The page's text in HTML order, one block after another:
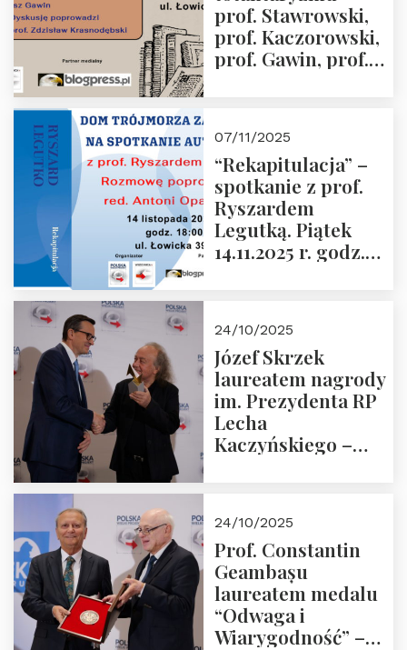
godz. 18:00.
prof. Stawrowski,
prof. Kaczorowski,
prof. Gawin, prof.
07/11/2025
“Rekapitulacja” –
spotkanie z prof.
Ryszardem
Legutką. Piątek
14.11.2025 r. godz.
24/10/2025
Józef Skrzek
laureatem nagrody
im. Prezydenta RP
Lecha
Kaczyńskiego –
24/10/2025
Prof. Constantin
Geambașu
laureatem medalu
“Odwaga i
Wiarygodność” –